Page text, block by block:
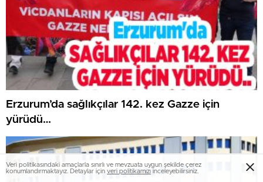
Erzurum’da sağlıkçılar 142. kez Gazze için
yürüdü…
Veri politikasındaki amaçlarla sınırlı ve mevzuata uygun şekilde çerez
konumlandırmaktayız. Detaylar için veri politikamızı inceleyebilirsiniz.